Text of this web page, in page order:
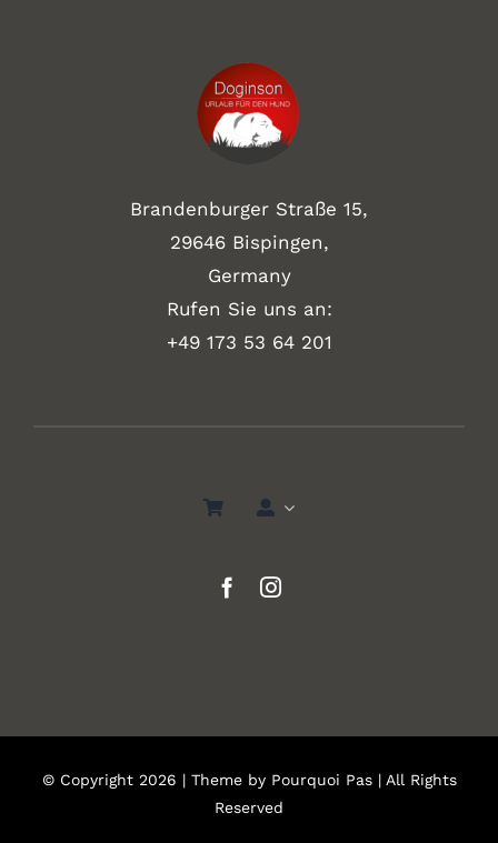
Brandenburger Straße 15,
29646 Bispingen,
Germany
Rufen Sie uns an:
+49 173 53 64 201
© Copyright 2026 | Theme by Pourquoi Pas| All Rights
Reserved